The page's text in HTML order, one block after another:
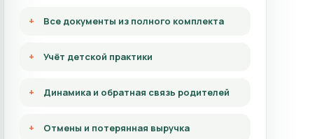
Все документы из полного комплекта
Учёт детской практики
Динамика и обратная связь родителей
Отмены и потерянная выручка